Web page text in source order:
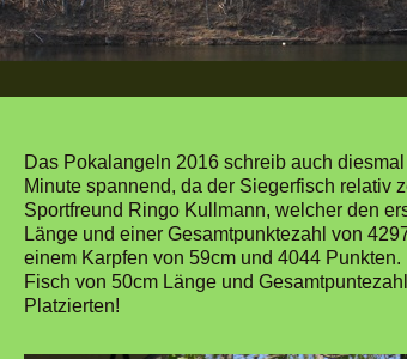
Das Pokalangeln 2016 schreib auch
Minute spannend, da der Siegerfisch relativ
Sportfreund Ringo Kullmann, welcher den
Länge und einer Gesamtpunktezahl von
einem Karpfen von 59cm und 4044
Fisch von 50cm Länge und
Platzierten!